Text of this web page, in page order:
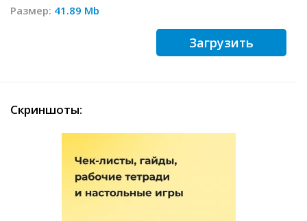
Размер: 41.89 Mb
Загрузить
Скриншоты: